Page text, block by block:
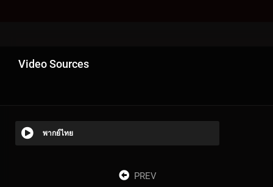
Video Sources
พากย์ไทย
PREV